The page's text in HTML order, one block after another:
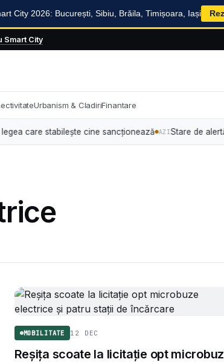
City 2026: București, Sibiu, Brăila, Timișoara, Iași
Smart City
Urbanism & CladiriFinantare
stabilește cine sancționează AZIStare de alertă
MOBILITATE 12 DEC
Reșița scoate la licitație opt